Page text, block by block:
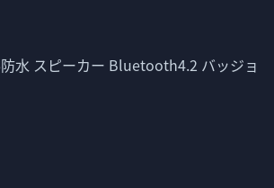
水 スピーカー Bluetooth4.2 バッジョ